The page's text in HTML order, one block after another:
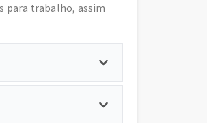
para trabalho, assim